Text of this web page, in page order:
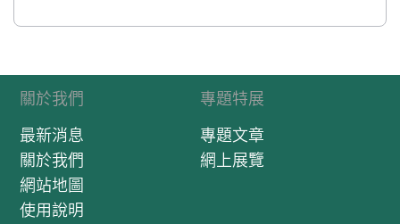
關於我們
最新消息
關於我們
網站地圖
使用說明
專題特展
專題文章
網上展覽